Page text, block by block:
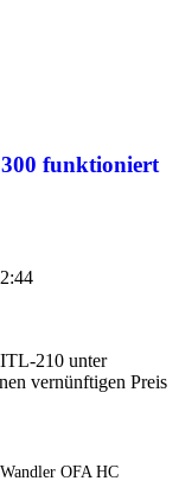
funktioniert
210 unter
vernünftigen Preis
Wandler OFA HC